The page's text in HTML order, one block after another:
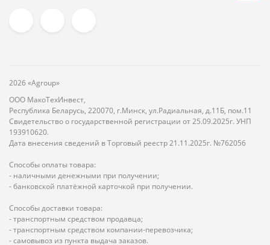
2026 «Agroup»
ООО МакоТехИнвест,
Республика Беларусь, 220070, г.Минск, ул.Радиальная, д.11Б, пом.11
Свидетельство о государственной регистрации от 25.09.2025г. УНП
193910620.
Дата внесения сведений в Торговый реестр 21.11.2025г. №762056
Способы оплаты товара:
- наличными денежными при получении;
- банковской платёжной карточкой при получении.
Способы доставки товара:
- транспортным средством продавца;
- транспортным средством компании-перевозчика;
- самовывоз из пункта выдача заказов.